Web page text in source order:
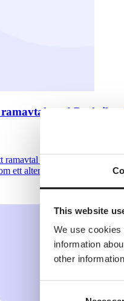
This website
We use
information
other
med
ramavtal med Praktikertjänst,
ett alternativ för att utveckla